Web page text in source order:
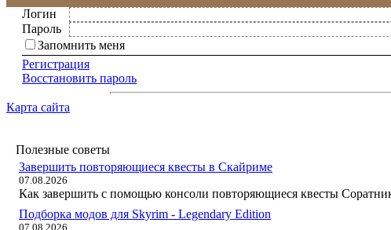
Логин
Пароль
Запомнить меня
Регистрация
Восстановить пароль
Карта сайта
Полезные советы
Завершить повторяющиеся квесты в Скайриме
07.08.2026
Как завершить с помощью консоли повторяющиеся квесты
Подборка модов для Skyrim - Legendary Edition
07.08.2026